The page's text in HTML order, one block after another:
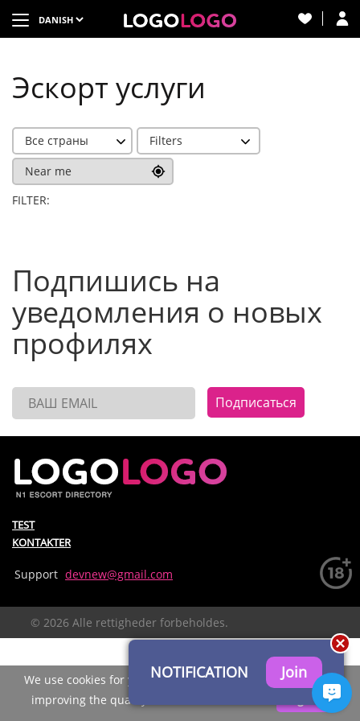
We use cookies for your convenience of using the site and
improving the quality of recommendations.
I agree
Эскорт услуги
Все страны
Filters
Near me
FILTER:
Подпишись на
уведомления о новых
профилях
Подписаться
TEST
KONTAKTER
Support devnew@gmail.com
© 2026 Alle rettigheder forbeholdes.
NOTIFICATION